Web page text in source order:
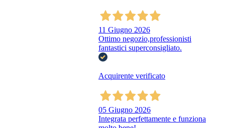
11 Giugno 2026
Ottimo negozio,professionisti
fantastici superconsigliato.
Acquirente verificato
05 Giugno 2026
Integrata perfettamente e funziona